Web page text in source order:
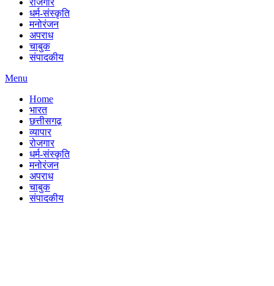
रोजगार
धर्म-संस्कृति
मनोरंजन
अपराध
चाबुक
संपादकीय
Menu
Home
भारत
छत्तीसगढ़
व्यापार
रोजगार
धर्म-संस्कृति
मनोरंजन
अपराध
चाबुक
संपादकीय